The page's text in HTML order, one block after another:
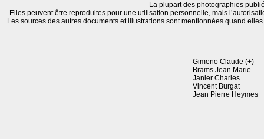
La plupart des photographies
Elles peuvent être reproduites pour une utilisation personnelle, mais
Les sources des autres documents et illustrations sont mentionnées quand
Gimeno Claude (+)
Brams Jean Marie
Janier Charles
Vincent Burgat
Jean Pierre Heymes